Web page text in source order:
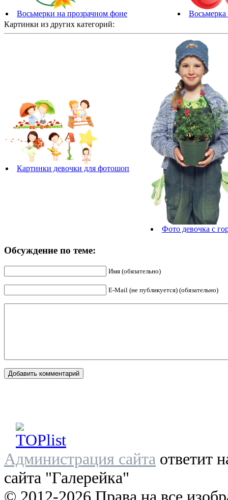
Восьмерки на прозрачном фоне
Восьмерка
Картинки из других категорий:
Картинки девочки для фотошоп
Фото девочка с
Обсуждение по теме:
Имя (обязательно)
E-Mail (не публикуется) (обязательно)
Администрация сайта ответит
сайта "Галерейка"